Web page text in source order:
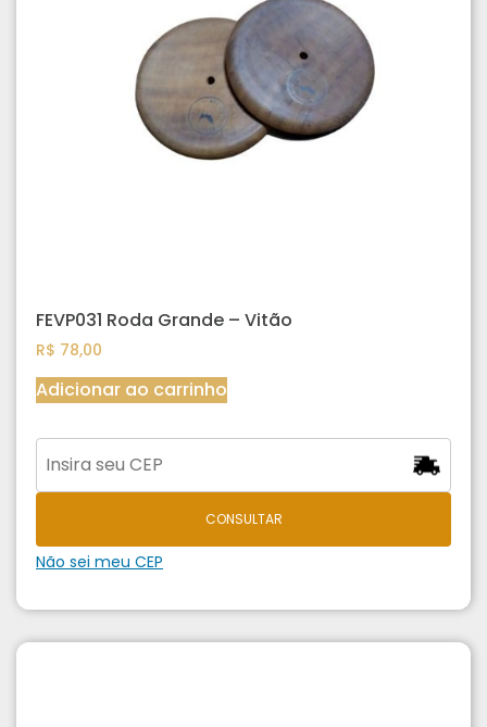
FEVP031 Roda Grande – Vitão
R$ 78,00
Adicionar ao carrinho
CONSULTAR
Não sei meu CEP